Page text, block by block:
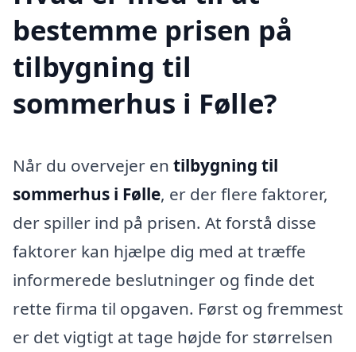
bestemme prisen på
tilbygning til
sommerhus i Følle?
Når du overvejer en tilbygning til
sommerhus i Følle, er der flere faktorer,
der spiller ind på prisen. At forstå disse
faktorer kan hjælpe dig med at træffe
informerede beslutninger og finde det
rette firma til opgaven. Først og fremmest
er det vigtigt at tage højde for størrelsen